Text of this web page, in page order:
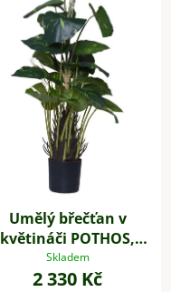
Umělý břečťan v
květináči POTHOS,
výška 85 cm, plast,
zelený
Skladem
2 330 Kč